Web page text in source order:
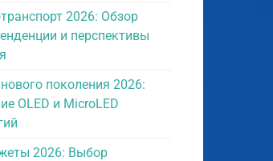
2026: Обзор
и перспективы
поколения 2026:
OLED и MicroLED
2026: Выбор